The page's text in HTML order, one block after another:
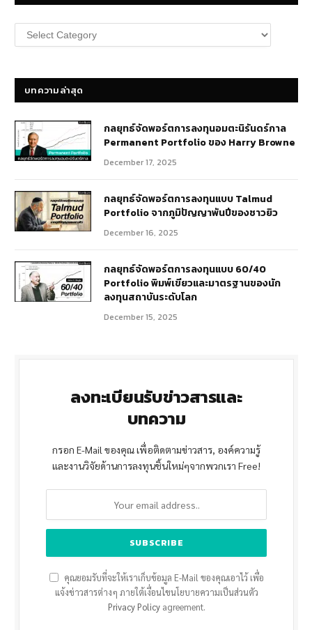
หมวด
หมู่
บทความล่าสุด
กลยุทธ์​จัดพอร์ตการลงทุนอมตะนิรันดร์กาล
Permanent Portfolio ของ Harry Browne
December 17, 2025
กลยุทธ์จัดพอร์ตการลงทุนแบบ Talmud
Portfolio จากภูมิปัญญาพันปีของชาวยิว
December 16, 2025
กลยุทธ์จัดพอร์ตการลงทุนแบบ 60/40
Portfolio พิมพ์เขียวและมาตรฐานของนัก
ลงทุนสถาบันระดับโลก
December 15, 2025
ลงทะเบียนรับข่าวสารและ
บทความ
กรอก E-Mail ของคุณ เพื่อติดตามข่าวสาร, องค์ความรู้
และงานวิจัยด้านการลงทุนชิ้นใหม่ๆจากพวกเรา Free!
คุณยอมรับที่จะให้เราเก็บข้อมูล E-Mail ของคุณเอาไว้ เพื่อ
แจ้งข่าวสารต่างๆ ภายใต้เงื่อนไขนโยบายความเป็นส่วนตัว
Privacy Policyagreement.